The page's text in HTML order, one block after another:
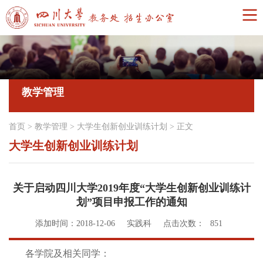
教学管理
首页 > 教学管理 > 大学生创新创业训练计划 > 正文
大学生创新创业训练计划
关于启动四川大学2019年度“大学生创新创业训练计
划”项目申报工作的通知
添加时间：2018-12-06 实践科 点击次数： 851
各学院及相关同学：